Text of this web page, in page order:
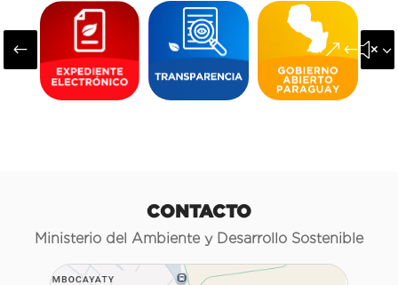
#
CONTACTO
Ministerio del Ambiente y Desarrollo Sostenible